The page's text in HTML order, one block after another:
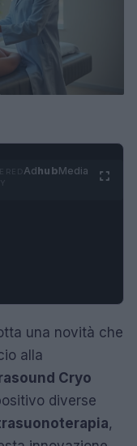
AdhubMedia
una novità che
alla
Cryo
diverse
,